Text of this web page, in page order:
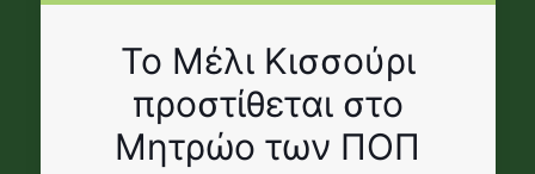
Το Μέλι Κισσούρι
προστίθεται στο
Μητρώο των ΠΟΠ